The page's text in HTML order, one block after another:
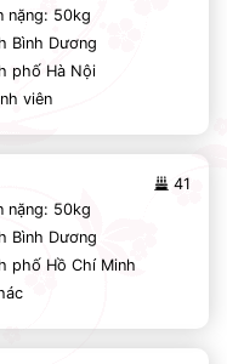
nặng: 50kg
Bình Dương
phố Hà Nội
viên
41
nặng: 50kg
Bình Dương
phố Hồ Chí Minh